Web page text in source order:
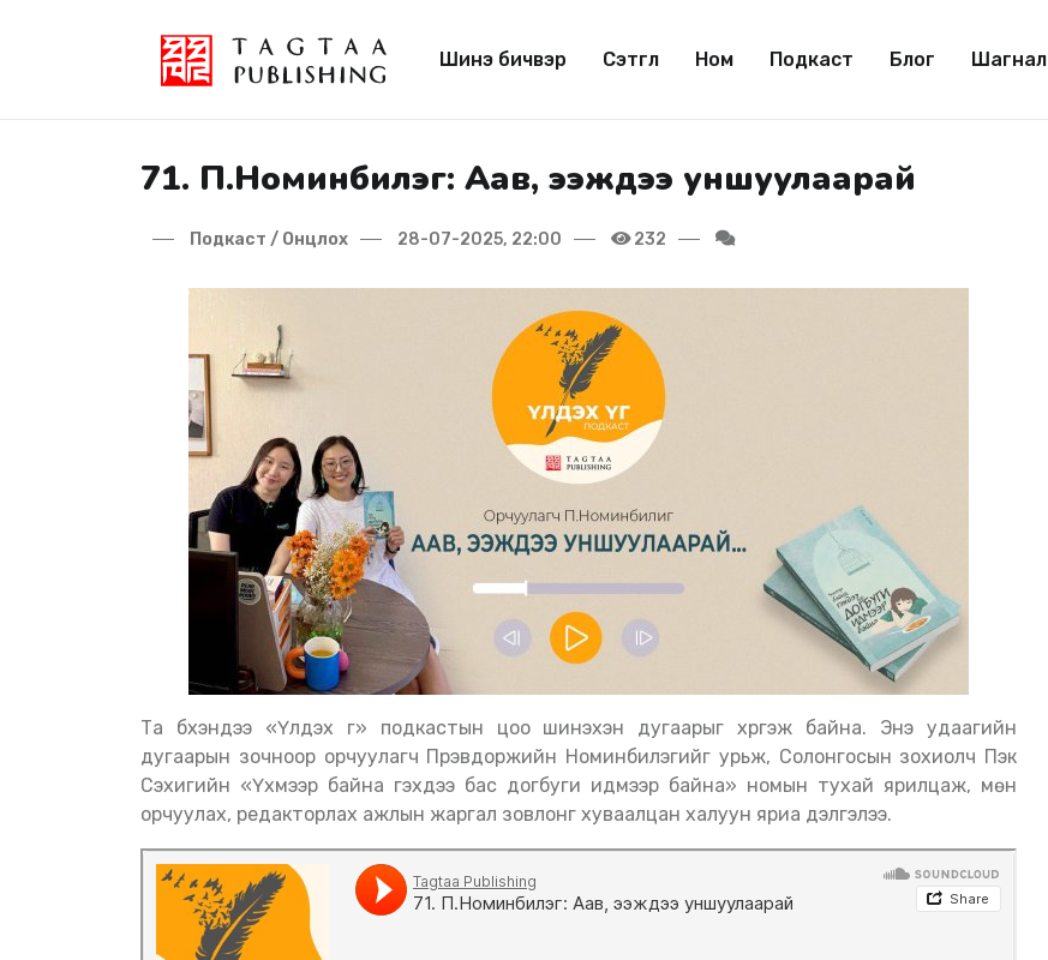
Шинэ бичвэр Сэтгүүл Ном Подкаст Блог Шагнал
71. П.Номинбилэг: Аав, ээждээ уншуулаарай
Подкаст / Онцлох 28-07-2025, 22:00 232
Та бүхэндээ «Үлдэх үг» подкастын цоо шинэхэн дугаарыг хүргэж байна. Энэ удаагийн
дугаарын зочноор орчуулагч Пүрэвдоржийн Номинбилэгийг урьж, Солонгосын зохиолч Пэк
Сэхигийн «Үхмээр байна гэхдээ бас догбуги идмээр байна» номын тухай ярилцаж, мөн
орчуулах, редакторлах ажлын жаргал зовлонг хуваалцан халуун яриа дэлгэлээ.